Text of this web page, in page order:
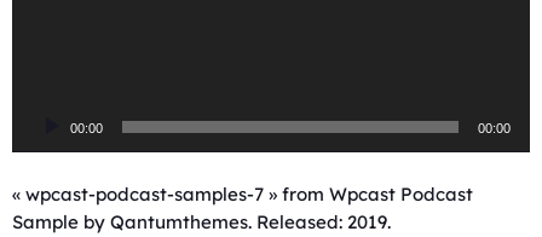
u
d
00:00 00:00
« wpcast-podcast-samples-7 » from Wpcast Podcast
Sample by Qantumthemes. Released: 2019.